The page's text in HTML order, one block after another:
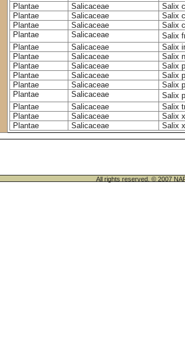
Plantae
Salicaceae
Salix
Plantae
Salicaceae
Salix
Plantae
Salicaceae
Salix
Plantae
Salicaceae
Salix
Plantae
Salicaceae
Salix
Plantae
Salicaceae
Salix
Plantae
Salicaceae
Salix
Plantae
Salicaceae
Salix
Plantae
Salicaceae
Salix
Plantae
Salicaceae
Salix
Plantae
Salicaceae
Salix
Plantae
Salicaceae
Salix
Plantae
Salicaceae Salix
All rights reserved. © 2007